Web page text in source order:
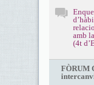
amb
(4t
FÒRUM